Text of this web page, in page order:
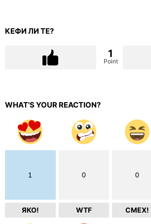
КЕФИ ЛИ ТЕ?
1
Point
WHAT'S YOUR REACTION?
1
ЯКО!
0
WTF
0
СМЕХ!